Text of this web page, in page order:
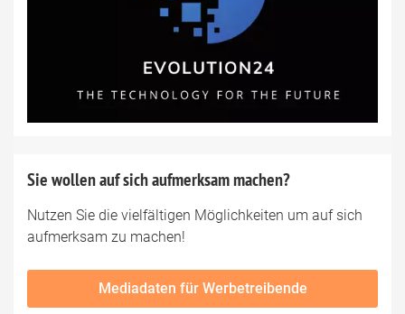
Sie wollen auf sich aufmerksam machen?
Nutzen Sie die vielfältigen Möglichkeiten um auf sich
aufmerksam zu machen!
Mediadaten für Werbetreibende